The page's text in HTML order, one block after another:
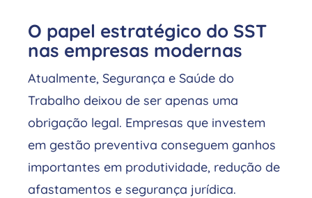
O papel estratégico do SST
nas empresas modernas
Atualmente, Segurança e Saúde do
Trabalho deixou de ser apenas uma
obrigação legal. Empresas que investem
em gestão preventiva conseguem ganhos
importantes em produtividade, redução de
afastamentos e segurança jurídica.